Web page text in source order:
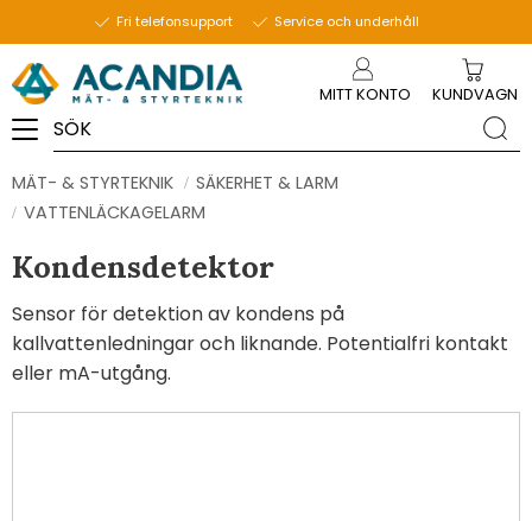
Fri telefonsupport Service och underhåll
MITT KONTO KUNDVAGN
MÄT- & STYRTEKNIK
SÄKERHET & LARM
VATTENLÄCKAGELARM
Kondensdetektor
Sensor för detektion av kondens på
kallvattenledningar och liknande. Potentialfri kontakt
eller mA-utgång.